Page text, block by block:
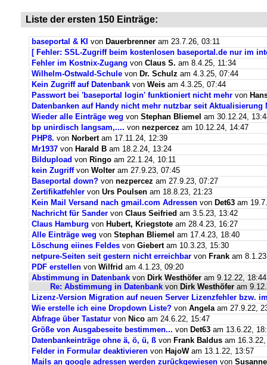
Liste der ersten 150 Einträge:
baseportal & KI von Dauerbrenner am 23.7.26, 03:11
[ Fehler: SSL-Zugriff beim kostenlosen baseportal.de nur im
Fehler im Kostnix-Zugang von Claus S. am 8.4.25, 11:34
Wilhelm-Ostwald-Schule von Dr. Schulz am 4.3.25, 07:44
Kein Zugriff auf Datenbank von Weis am 4.3.25, 07:44
Passwort bei 'baseportal login' funktioniert nicht mehr von
Datenbanken auf Handy nicht mehr nutzbar seit Aktualisierung
Wieder alle Einträge weg von Stephan Bliemel am 30.12.24,
bp unirdisch langsam,.... von nezpercez am 10.12.24, 14:47
PHP8. von Norbertam 17.11.24, 12:39
Mr1937 von Harald B am 18.2.24, 13:24
Bildupload von Ringo am 22.1.24, 10:11
kein Zugriffvon Wolter am 27.9.23, 07:45
Baseportal down? von nezpercez am 27.9.23, 07:27
Zertifikatfehler von Urs Poulsen am 18.8.23, 21:23
Kein Mail Versand nach gmail.com Adressen von Det63 am
Nachricht für Sander von Claus Seifried am 3.5.23, 13:42
Claus Hamburg von Hubert, Kriegstote am 28.4.23, 16:27
Alle Einträge weg von Stephan Bliemel am 17.4.23, 18:40
Löschung eiines Feldes von Giebertam 10.3.23, 15:30
netpure-Seiten seit gestern nicht erreichbar von Frank am
PDF erstellen von Wilfrid am 4.1.23, 09:20
Abstimmung in Datenbank von Dirk Westhöfer am 9.12.22, 18:44
Re: Abstimmung in Datenbank von Dirk Westhöfer am
Lizenz-Version Migration auf neuen Server Lizenzfehler bzw.
Wie erstelle ich eine Dropdown Liste? von Angela am 27.9.22,
Abfrage über Tastatur von Nico am 24.6.22, 15:47
Größe von Ausgabeseite bestimmen... von Det63 am 13.6.22,
Datenbankeinträge ohne ä, ö, ü, ß von Frank Baldus am
Felder in Formular deaktivieren von HajoWam 13.1.22, 13:57
Mails an google adressen werden zurückgewiesen von Susanne